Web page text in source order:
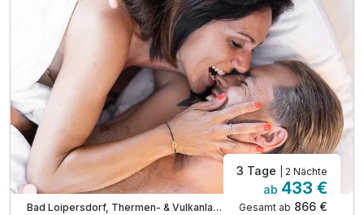
1 x Glas Sekt zur Begrüßung
inkl. kuschelige Bademäntel & Badetücher
inkl. direkter, unterirdischer Zugang zur Therme
inkl. Sport- & Vitalprogramm (Therme Loipersdorf)
*mit Sauna & Fun Park
Verlängerungsnächte inkl. 3/4 Pension & Therme
Wieder frei ab September
Bad Loipersdorf, Thermen- & Vulkanland Steiermark
3 Tage | 2 Nächte
ab 433 €
Gesamt ab 866 €